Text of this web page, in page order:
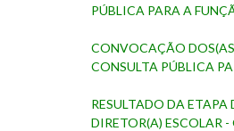
PÚBLICA PARA A
CONVOCAÇÃO
CONSULTA PÚBLICA
RESULTADO DA ETAPA
DIRETOR(A) ESCOLAR